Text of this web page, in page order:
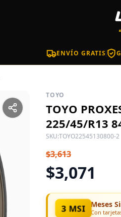
ENVÍO GRATIS
TOYO
TOYO
225/45/R13
SKU:TOYO22545130800-2
$3,613
$3,071
3 MSI Meses
Con